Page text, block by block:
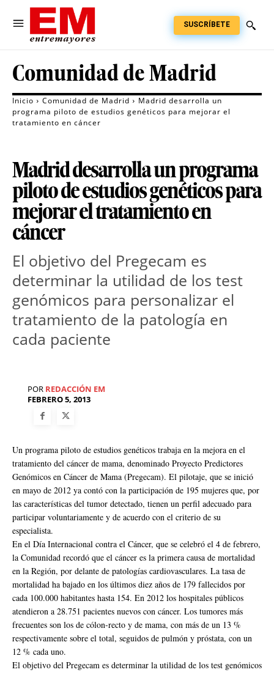
SUSCRÍBETE
Comunidad de Madrid
Inicio Comunidad de Madrid
Madrid desarrolla un
programa piloto de estudios genéticos para mejorar el
tratamiento en cáncer
Madrid desarrolla un programa
piloto de estudios genéticos para
mejorar el tratamiento en
cáncer
El objetivo del Pregecam es
determinar la utilidad de los test
genómicos para personalizar el
tratamiento de la patología en
cada paciente
POR REDACCIÓN EM
FEBRERO 5, 2013
Un programa piloto de estudios genéticos trabaja en la mejora en el
tratamiento del cáncer de mama, denominado Proyecto Predictores
Genómicos en Cáncer de Mama (Pregecam). El pilotaje, que se inició
en mayo de 2012 ya contó con la participación de 195 mujeres que, por
las características del tumor detectado, tienen un perfil adecuado para
participar voluntariamente y de acuerdo con el criterio de su
especialista.
En el Día Internacional contra el Cáncer, que se celebró el 4 de febrero,
la Comunidad recordó que el cáncer es la primera causa de mortalidad
en la Región, por delante de patologías cardiovasculares. La tasa de
mortalidad ha bajado en los últimos diez años de 179 fallecidos por
cada 100.000 habitantes hasta 154. En 2012 los hospitales públicos
atendieron a 28.751 pacientes nuevos con cáncer. Los tumores más
frecuentes son los de cólon-recto y de mama, con más de un 13 %
respectivamente sobre el total, seguidos de pulmón y próstata, con un
12 % cada uno.
El objetivo del Pregecam es determinar la utilidad de los test genómicos